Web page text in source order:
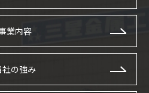
業内容
社の強み